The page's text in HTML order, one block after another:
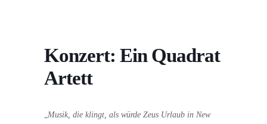
Konzert: Ein Quadrat
Artett
Musik, die klingt, als würde Zeus Urlaub in New